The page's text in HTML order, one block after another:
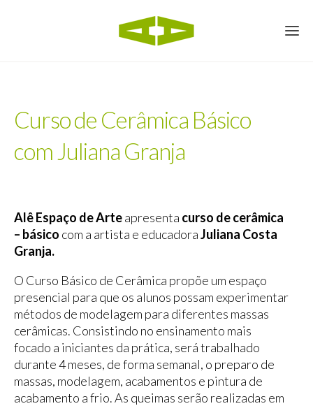
Curso de Cerâmica Básico
com Juliana Granja
Alê Espaço de Arteapresenta curso de cerâmica
– básico com a artista e educadoraJuliana Costa
Granja.
O Curso Básico de Cerâmica propõe um espaço
presencial para que os alunos possam experimentar
métodos de modelagem para diferentes massas
cerâmicas. Consistindo no ensinamento mais
focado a iniciantes da prática, será trabalhado
durante 4 meses, de forma semanal, o preparo de
massas, modelagem, acabamentos e pintura de
acabamento a frio. As queimas serão realizadas em